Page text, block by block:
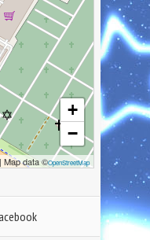
+
−
| Map data ©OpenStreetMap